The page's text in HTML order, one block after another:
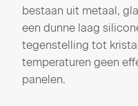
bestaan uit metaal,
een dunne laag
tegenstelling tot
temperaturen geen
panelen.